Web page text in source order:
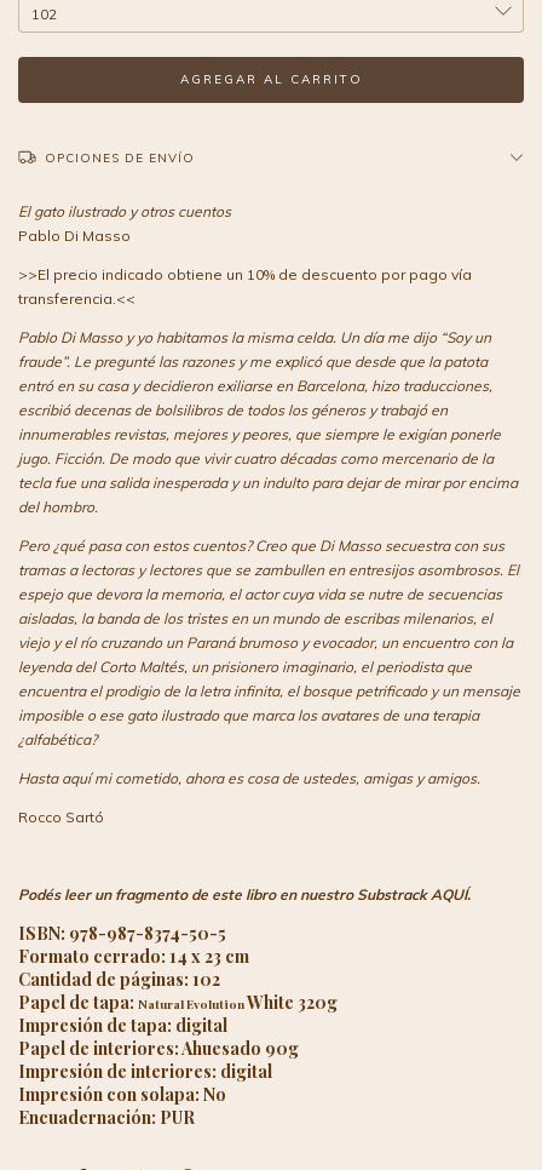
OPCIONES DE ENVÍO
El gato ilustrado y otros cuentos
Pablo Di Masso
>>El precio indicado obtiene un 10% de descuento por pago vía
transferencia.<<
Pablo Di Masso y yo habitamos la misma celda. Un día me dijo “Soy un
fraude”. Le pregunté las razones y me explicó que desde que la patota
entró en su casa y decidieron exiliarse en Barcelona, hizo traducciones,
escribió decenas de bolsilibros de todos los géneros y trabajó en
innumerables revistas, mejores y peores, que siempre le exigían ponerle
jugo. Ficción. De modo que vivir cuatro décadas como mercenario de la
tecla fue una salida inesperada y un indulto para dejar de mirar por encima
del hombro.
Pero ¿qué pasa con estos cuentos? Creo que Di Masso secuestra con sus
tramas a lectoras y lectores que se zambullen en entresijos asombrosos. El
espejo que devora la memoria, el actor cuya vida se nutre de secuencias
aisladas, la banda de los tristes en un mundo de escribas milenarios, el
viejo y el río cruzando un Paraná brumoso y evocador, un encuentro con la
leyenda del Corto Maltés, un prisionero imaginario, el periodista que
encuentra el prodigio de la letra infinita, el bosque petrificado y un mensaje
imposible o ese gato ilustrado que marca los avatares de una terapia
¿alfabética?
Hasta aquí mi cometido, ahora es cosa de ustedes, amigas y amigos.
Rocco Sartó
Podés leer un fragmento de este libro en nuestro SubstrackAQUÍ.
ISBN: 978-987-8374-50-5
Formato cerrado: 14 x 23 cm
Cantidad de páginas: 102
Papel de tapa: Natural EvolutionWhite 320g
Impresión de tapa: digital
Papel de interiores: Ahuesado 90g
Impresión de interiores: digital
Impresión con solapa: No
Encuadernación: PUR